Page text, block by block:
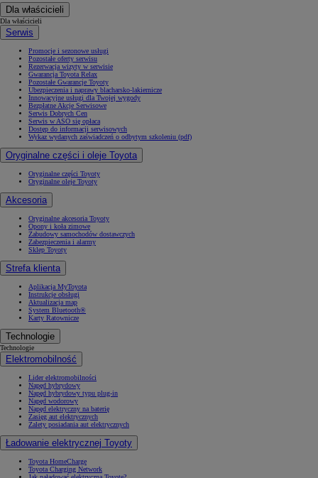
Dla właścicieli
Dla właścicieli
Serwis
Promocje i sezonowe usługi
Pozostałe oferty serwisu
Rezerwacja wizyty w serwisie
Gwarancja Toyota Relax
Pozostałe Gwarancje Toyoty
Ubezpieczenia i naprawy blacharsko-lakiernicze
Innowacyjne usługi dla Twojej wygody
Bezpłatne Akcje Serwisowe
Serwis Dobrych Cen
Serwis w ASO się opłaca
Dostęp do informacji serwisowych
Wykaz wydanych zaświadczeń o odbytym szkoleniu (pdf)
Oryginalne części i oleje Toyota
Oryginalne części Toyoty
Oryginalne oleje Toyoty
Akcesoria
Oryginalne akcesoria Toyoty
Opony i koła zimowe
Zabudowy samochodów dostawczych
Zabezpieczenia i alarmy
Sklep Toyoty
Strefa klienta
Aplikacja MyToyota
Instrukcje obsługi
Aktualizacja map
System Bluetooth®
Karty Ratownicze
Technologie
Technologie
Elektromobilność
Lider elektromobilności
Napęd hybrydowy
Napęd hybrydowy typu plug-in
Napęd wodorowy
Napęd elektryczny na baterię
Zasięg aut elektrycznych
Zalety posiadania aut elektrycznych
Ładowanie elektrycznej Toyoty
Toyota HomeCharge
Toyota Charging Network